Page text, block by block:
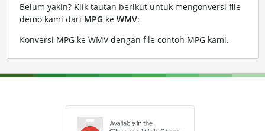
Belum yakin? Klik tautan berikut untuk mengonversi file
demo kami dari MPG ke WMV:
Konversi MPG ke WMV dengan file contoh MPG kami.